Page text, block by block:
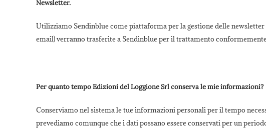
Newsletter.
Utilizziamo Sendinblue come piattaforma per la gestione delle
email) verranno trasferite a Sendinblue per il trattamento
Per quanto tempo Edizioni del Loggione Srl conserva le mie informazioni?
Conserviamo nel sistema le tue informazioni personali per il tempo
prevediamo comunque che i dati possano essere conservati per un